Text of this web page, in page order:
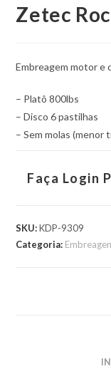
Zetec
Embreagem motor e
– Platô 800lbs
– Disco 6 pastilhas
– Sem molas (menor
Faça Login
SKU:KDP-9309
Categoria: